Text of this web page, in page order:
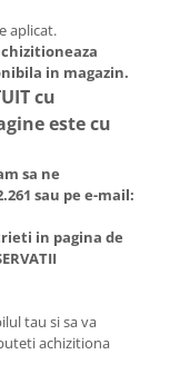
aplicat.
in magazin.
cu
este cu
sa ne
sau pe e-mail:
in pagina de
tau si sa va
achizitiona